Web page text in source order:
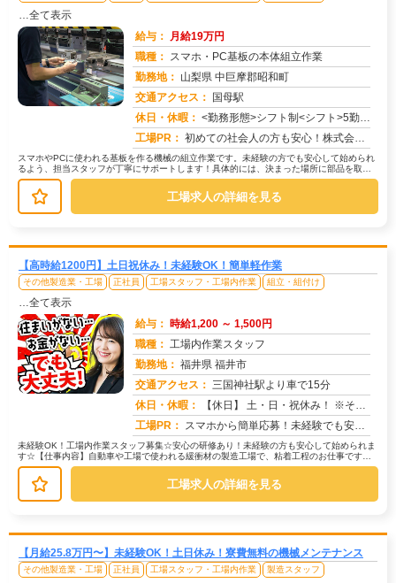
…全て表示
給与： 月給19万円
職種： スマホ・PC基板の本体組立作業
勤務地： 山梨県 中巨摩郡昭和町
交通アクセス：
国母駅
休日・休暇： <勤務形態>シフト制<シフト>5勤2休<休日>土日祝日
工場PR： 初めての社会人の方も安心！株式会社京栄センターで新しい一歩を踏み出してみませんか？☆充実のサポート体制で、未経験か...
スマホやPCに使われる基板を作る機械の組立作業です。未経験の方でも安心して始められ
るよう、担当スタッフが丁寧にサポートします！具体的には、決まった場所に部品を取り
付けたり、完成品の傷がないかチェ...
工場求人の詳細を見る
【高時給1200円】土日祝休み！未経験OK！簡単軽作業
その他製造業・工場 正社員 工場スタッフ・工場内作業 組立・組付け
…全て表示
給与： 時給1,200 ～ 1,500円
職種： 工場内作業スタッフ
勤務地： 福井県 福井市
交通アクセス： 三国神社駅より車で15分
休日・休暇：
【休日】 土・日・祝休み！ ※その他長期休暇アリ！ （GW・夏季休暇・年末年始など）
工場PR： スマホから簡単応募！未経験でも安心の環境です。☆高時給1300円！しっかり稼げるチャンス！☆寮付きで、兵庫県での新...
未経験OK！工場内作業スタッフ募集☆安心の研修あり！未経験の方も安心して始められま
す☆【仕事内容】自動車や工場で使われる緩衝材の製造工場で、粘着工程のお仕事です。
具体的には…→製品を機械に投入→...
工場求人の詳細を見る
【月給25.8万円〜】未経験OK！土日休み！寮費無料の機械メンテナンス
その他製造業・工場 正社員 工場スタッフ・工場内作業 製造スタッフ